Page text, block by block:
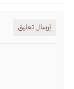
إرسال تعليق